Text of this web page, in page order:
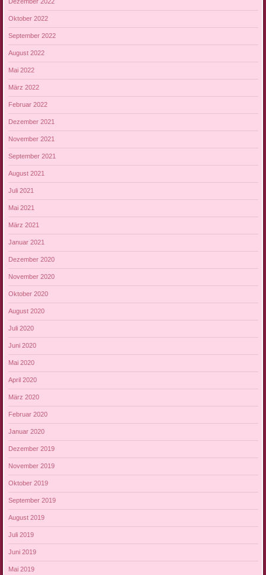
Oktober 2022
September 2022
August 2022
Mai 2022
März 2022
Februar 2022
Dezember 2021
November 2021
September 2021
August 2021
Juli 2021
Mai 2021
März 2021
Januar 2021
Dezember 2020
November 2020
Oktober 2020
August 2020
Juli 2020
Juni 2020
Mai 2020
April 2020
März 2020
Februar 2020
Januar 2020
Dezember 2019
November 2019
Oktober 2019
September 2019
August 2019
Juli 2019
Juni 2019
Mai 2019